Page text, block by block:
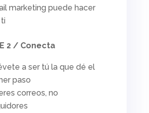
marketing puede hacer
2 / Conecta
a ser tú la que dé el
paso
correos, no